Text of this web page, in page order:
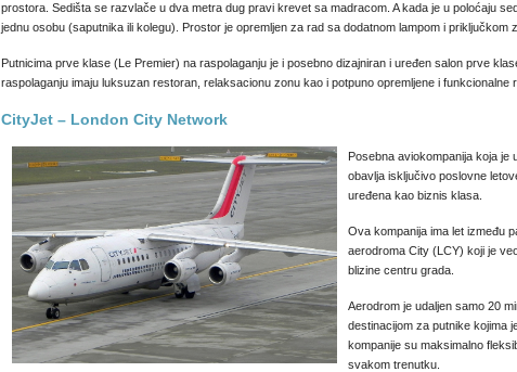
prostora. Sedišta se razvlače u dva metra dug pravi krevet sa madracom. A kada je u poloćaju
jednu osobu (saputnika ili kolegu). Prostor je opremljen za rad sa dodatnom lampom i priključkom
Putnicima prve klase (Le Premier) na raspolaganju je i posebno dizajniran i uređen salon prve
raspolaganju imaju luksuzan restoran, relaksacionu zonu kao i potpuno opremljene i funkcionalne
CityJet – London City Network
Posebna aviokompanija koja je
obavlja isključivo poslovne
uređena kao biznis klasa.
Ova kompanija ima let između
aerodroma City (LCY) koji je
blizine centru grada.
Aerodrom je udaljen samo 20
destinacijom za putnike kojima
kompanije su maksimalno
svakom trenutku.